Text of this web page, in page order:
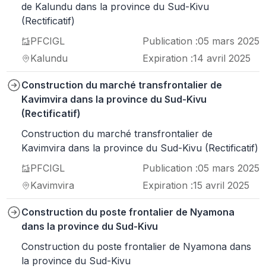
de Kalundu dans la province du Sud-Kivu
(Rectificatif)
PFCIGL
Kalundu
Publication :05 mars 2025
Expiration :14 avril 2025
Construction du marché transfrontalier de
Kavimvira dans la province du Sud-Kivu
(Rectificatif)
Construction du marché transfrontalier de
Kavimvira dans la province du Sud-Kivu (Rectificatif)
PFCIGL
Kavimvira
Publication :05 mars 2025
Expiration :15 avril 2025
Construction du poste frontalier de Nyamona
dans la province du Sud-Kivu
Construction du poste frontalier de Nyamona dans
la province du Sud-Kivu